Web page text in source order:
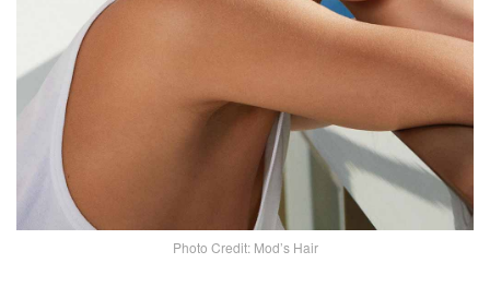
Photo Credit: Mod’s Hair